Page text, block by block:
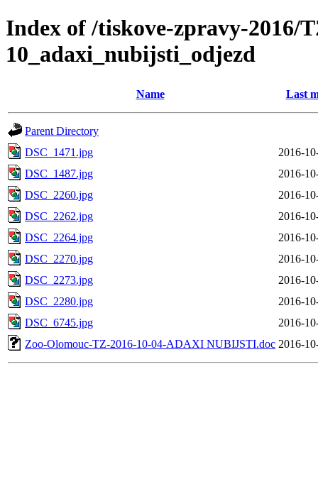
Index of /tiskove-zpravy-2016/
10_adaxi_nubijsti_odjezd
Name Last
Parent Directory
DSC_1471.jpg
2016-
DSC_1487.jpg
2016-
DSC_2260.jpg
2016-
DSC_2262.jpg
2016-
DSC_2264.jpg
2016-
DSC_2270.jpg
2016-
DSC_2273.jpg
2016-
DSC_2280.jpg
2016-
DSC_6745.jpg
2016-
Zoo-Olomouc-TZ-2016-10-04-ADAXI NUBIJSTI.doc 2016-